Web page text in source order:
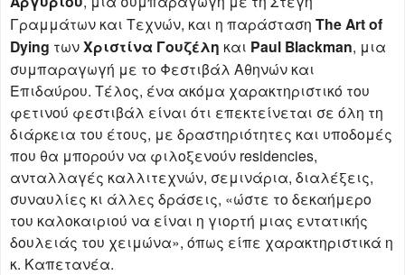
Γραμμάτων και Τεχνών, και η παράσταση The Art of
Dying τωνΧριστίνα Γουζέλη και Paul Blackman, μια
συμπαραγωγή με το Φεστιβάλ Αθηνών και
Επιδαύρου. Τέλος, ένα ακόμα χαρακτηριστικό του
φετινού φεστιβάλ είναι ότι επεκτείνεται σε όλη τη
διάρκεια του έτους, με δραστηριότητες και υποδομές
που θα μπορούν να φιλοξενούν residencies,
ανταλλαγές καλλιτεχνών, σεμινάρια, διαλέξεις,
συναυλίες κι άλλες δράσεις, «ώστε το δεκαήμερο
του καλοκαιριού να είναι η γιορτή μιας εντατικής
δουλειάς του χειμώνα», όπως είπε χαρακτηριστικά η
κ. Καπετανέα.